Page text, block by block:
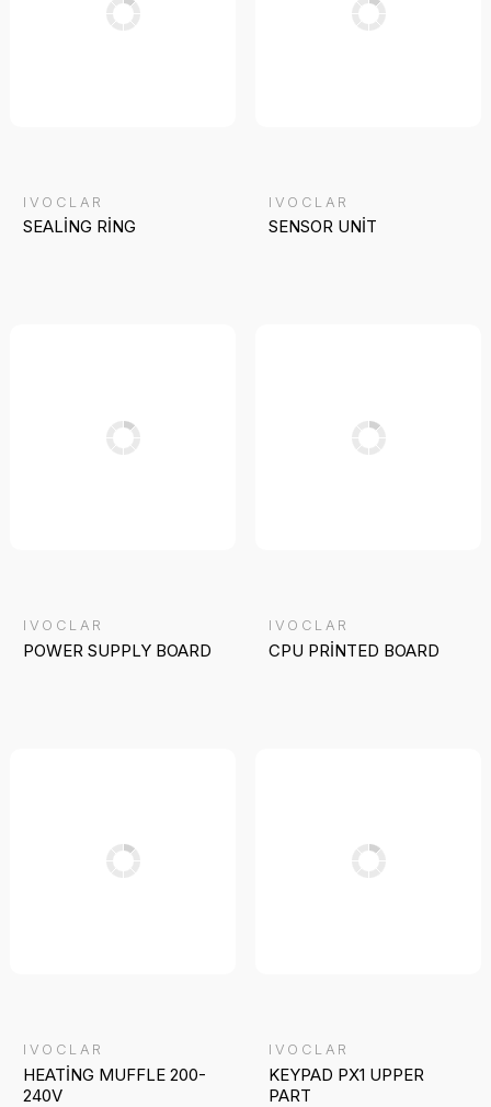
IVOCLAR
SEALİNG RİNG
IVOCLAR
SENSOR UNİT
IVOCLAR
POWER SUPPLY BOARD
IVOCLAR
CPU PRİNTED BOARD
IVOCLAR
HEATİNG MUFFLE 200-
240V
IVOCLAR
KEYPAD PX1 UPPER
PART